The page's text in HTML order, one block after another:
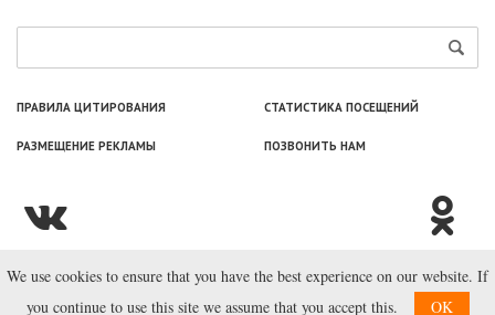
ПРАВИЛА ЦИТИРОВАНИЯ СТАТИСТИКА ПОСЕЩЕНИЙ
РАЗМЕЩЕНИЕ РЕКЛАМЫ ПОЗВОНИТЬ НАМ
© ООО «Лаборатория Новоcтей», 2003—2026.
We use cookies to ensure that you have the best experience on our website. If
you continue to use this site we assume that you accept this.
OK